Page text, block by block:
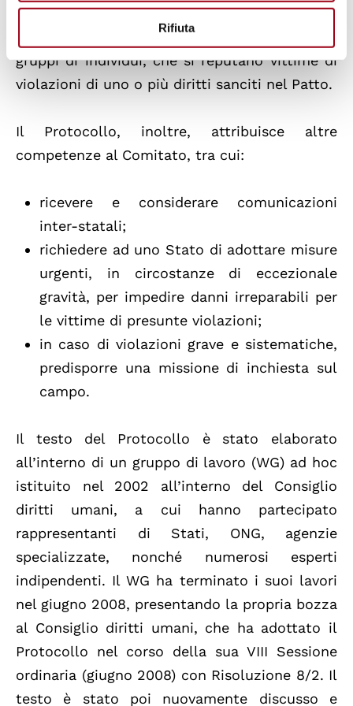
Rifiuta
Comitato a ricevere e considerare
comunicazioni provenienti da individui, o
gruppi di individui, che si reputano vittime di
violazioni di uno o più diritti sanciti nel Patto.
Il Protocollo, inoltre, attribuisce altre
competenze al Comitato, tra cui:
ricevere e considerare comunicazioni
inter-statali;
richiedere ad uno Stato di adottare misure
urgenti, in circostanze di eccezionale
gravità, per impedire danni irreparabili per
le vittime di presunte violazioni;
in caso di violazioni grave e sistematiche,
predisporre una missione di inchiesta sul
campo.
Il testo del Protocollo è stato elaborato
all’interno di un gruppo di lavoro (WG) ad hoc
istituito nel 2002 all’interno del Consiglio
diritti umani, a cui hanno partecipato
rappresentanti di Stati, ONG, agenzie
specializzate, nonché numerosi esperti
indipendenti. Il WG ha terminato i suoi lavori
nel giugno 2008, presentando la propria bozza
al Consiglio diritti umani, che ha adottato il
Protocollo nel corso della sua VIII Sessione
ordinaria (giugno 2008) con Risoluzione 8/2. Il
testo è stato poi nuovamente discusso e